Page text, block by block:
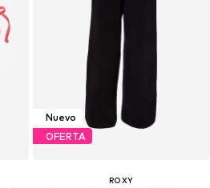
Nuevo
OFERTA
ROXY